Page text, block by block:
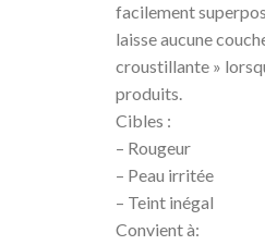
facilement
laisse aucune
croustillante »
produits.
Cibles :
– Rougeur
– Peau irritée
– Teint inégal
Convient à: